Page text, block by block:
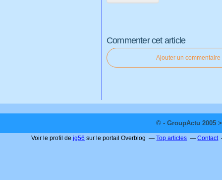
Commenter cet article
Ajouter un commentaire
© - GroupActu 2005
Voir le profil dejg56 sur le portail Overblog Top articles Contact